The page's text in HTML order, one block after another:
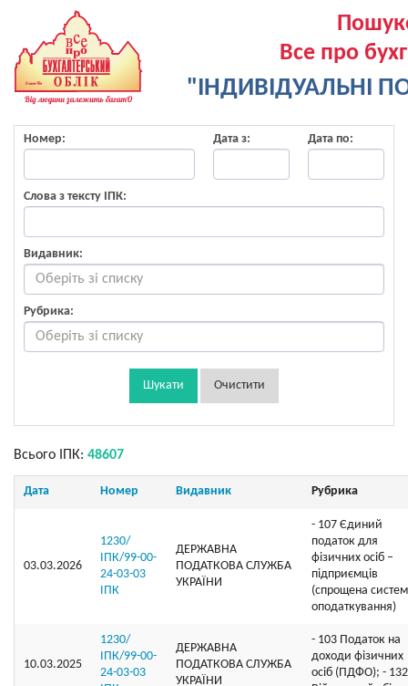
Все про
"ІНДИВІДУАЛЬНІ
Номер: Дата з: Дата по:
Слова з тексту ІПК:
Видавник:
Рубрика:
Шукати Очистити
Всього ІПК: 48607
Дата Номер Видавник Рубрика
03.03.2026
1230/
ІПК/99-00-
24-03-03
ІПК
ДЕРЖАВНА
ПОДАТКОВА СЛУЖБА
УКРАЇНИ
- 107 Єдиний
податок для
фізичних осіб –
підприємців
(спрощена
оподаткування)
10.03.2025
1230/
ІПК/99-00-
24-03-03
ДЕРЖАВНА
ПОДАТКОВА СЛУЖБА
УКРАЇНИ
- 103 Податок на
доходи фізичних
осіб (ПДФО); - 132